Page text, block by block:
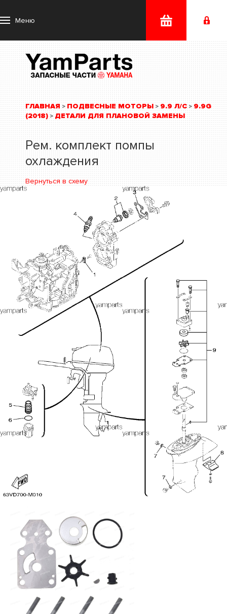
Меню
ГЛАВНАЯ > ПОДВЕСНЫЕ МОТОРЫ > 9.9 Л/С > 9.9G
(2018) > ДЕТАЛИ ДЛЯ ПЛАНОВОЙ ЗАМЕНЫ
Рем. комплект помпы
охлаждения
Вернуться в схему